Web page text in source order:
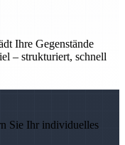
Ihre Gegenstände
– strukturiert, schnell
Sie Ihr individuelles